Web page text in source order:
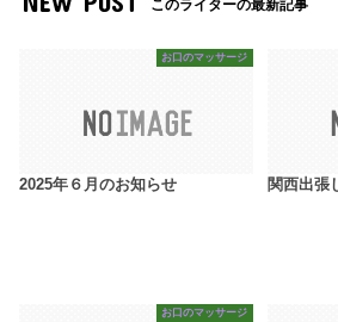
このライターの最新記事
お口のマッサージ
2025年６月のお知らせ 関西出張
お口のマッサージ